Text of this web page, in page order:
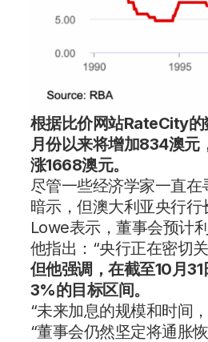
根据比价网站RateCity
月份以来将增加834澳元
涨1668澳元。
尽管一些经济学家一直
暗示，但澳大利亚央行行
Lowe表示，董事会预计
他指出：“央行正在密切
但他强调，在截至10月
3%的目标区间。
“未来加息的规模和时间
“董事会仍然坚定将通胀